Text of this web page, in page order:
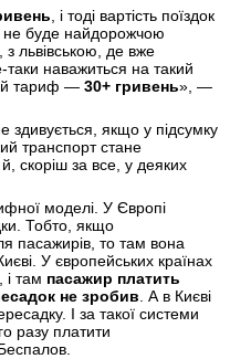
, і тоді вартість поїздок
не буде найдорожчою
з львівською, де вже
наважиться на такий
тариф — 30+ гривень», —
здивується, якщо у підсумку
транспорт стане
скоріш за все, у деяких
моделі. У Європі
Тобто, якщо
пасажирів, то там вона
У європейських країнах
і там пасажир платить
не зробив . А в Києві
І за такої системи
разу платити